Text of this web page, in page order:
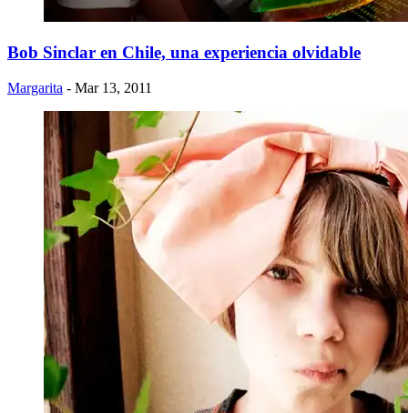
Bob Sinclar en Chile, una experiencia olvidable
Margarita - Mar 13, 2011